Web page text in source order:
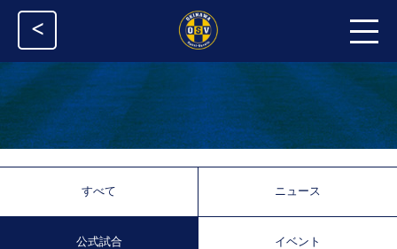
<
すべて ニュース
公式試合 イベント